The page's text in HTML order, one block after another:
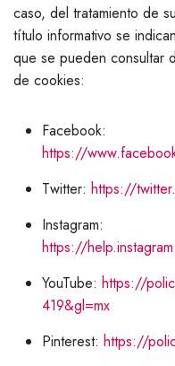
caso, del tratamiento de
título informativo se
que se pueden consultar
de cookies:
Facebook:
https://
Twitter: https://
Instagram:
https://
YouTube: https://
419&gl=mx
Pinterest: https://